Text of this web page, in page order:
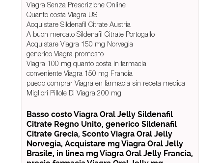
Viagra Senza Prescrizione Online
Quanto costa Viagra US
Acquistare Sildenafil Citrate Austria
A buon mercato Sildenafil Citrate Portogallo
Acquistare Viagra 150 mg Norvegia
generico Viagra promoзгo
Viagra 100 mg quanto costa in farmacia
conveniente Viagra 150 mg Francia
puedo comprar Viagra en farmacia sin receta medica
Migliori Pillole Di Viagra 200 mg
Basso costo Viagra Oral Jelly Sildenafil
Citrate Regno Unito, generico Sildenafil
Citrate Grecia, Sconto Viagra Oral Jelly
Norvegia, Acquistare mg Viagra Oral Jelly
Brasile, in linea mg Viagra Oral Jelly Francia,